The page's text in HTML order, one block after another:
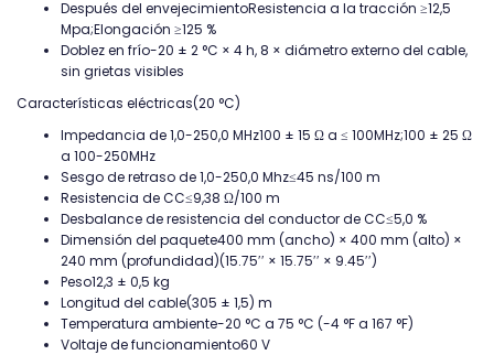
Después del envejecimientoResistencia a la tracción ≥12,5
Mpa;Elongación ≥125 %
Doblez en frío-20 ± 2 °C × 4 h, 8 × diámetro externo del cable,
sin grietas visibles
Características eléctricas(20 °C)
Impedancia de 1,0-250,0 MHz100 ± 15 Ω a ≤ 100MHz;100 ± 25 Ω
a 100-250MHz
Sesgo de retraso de 1,0-250,0 Mhz≤45 ns/100 m
Resistencia de CC≤9,38 Ω/100 m
Desbalance de resistencia del conductor de CC≤5,0 %
Dimensión del paquete400 mm (ancho) × 400 mm (alto) ×
240 mm (profundidad)(15.75′′ × 15.75′′ × 9.45′′)
Peso12,3 ± 0,5 kg
Longitud del cable(305 ± 1,5) m
Temperatura ambiente-20 °C a 75 °C (-4 °F a 167 °F)
Voltaje de funcionamiento60 V